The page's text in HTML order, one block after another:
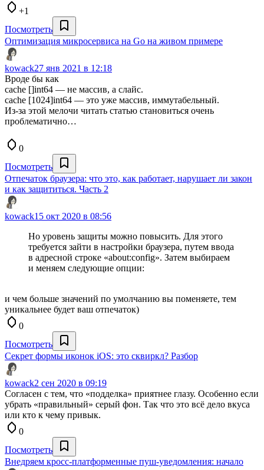
+1
Посмотреть
Оптимизация микросервиса на Go на живом примере
kowack27 янв 2021 в 12:18
Вроде бы как
cache []int64 — не массив, а слайс.
cache [1024]int64 — это уже массив, иммутабельный.
Из-за этой мелочи читать статью становиться очень
проблематично…
0
Посмотреть
Отпечаток браузера: что это, как работает, нарушает ли закон
и как защититься. Часть 2
kowack15 окт 2020 в 08:56
Но уровень защиты можно повысить. Для этого
требуется зайти в настройки браузера, путем ввода
в адресной строке «about:config». Затем выбираем
и меняем следующие опции:
и чем больше значений по умолчанию вы поменяете, тем
уникальнее будет ваш отпечаток)
0
Посмотреть
Секрет формы иконок iOS: это сквиркл? Разбор
kowack2 сен 2020 в 09:19
Согласен с тем, что «подделка» приятнее глазу. Особенно если
убрать «правильный» серый фон. Так что это всё дело вкуса
или кто к чему привык.
0
Посмотреть
Внедряем кросс-платформенные пуш-уведомления: начало